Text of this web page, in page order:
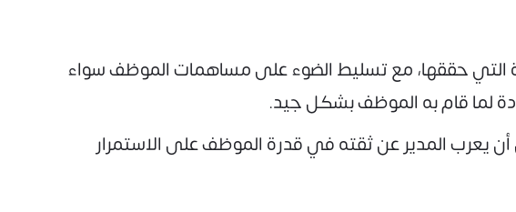
التي حققها، مع تسليط الضوء على مساهمات الموظف سواء
لما قام به الموظف بشكل جيد.
يعرب المدير عن ثقته في قدرة الموظف على الاستمرار